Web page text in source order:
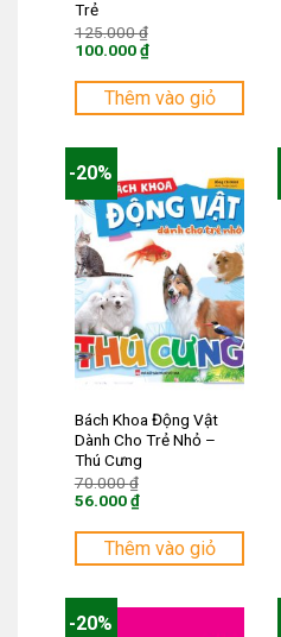
Trẻ
125.000₫
125.000 ₫.
100.000₫
hiện
là:
Thêm vào giỏ
-20%
Bách Khoa Động Vật
Dành Cho Trẻ Nhỏ –
Thú Cưng
70.000₫
70.000 ₫.
56.000₫
hiện
là:
Thêm vào giỏ
-20%